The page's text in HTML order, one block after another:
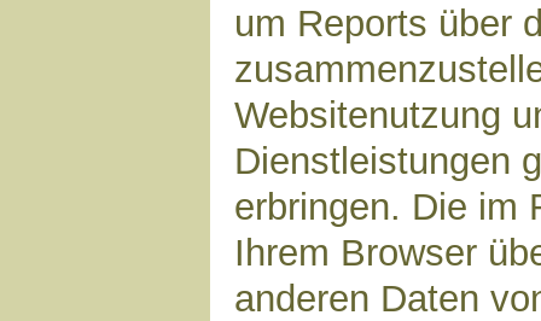
um Reports über
Websitenutzung
Dienstleistungen
erbringen. Die im
Ihrem Browser
anderen Daten